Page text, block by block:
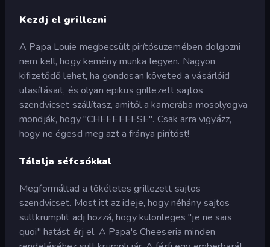
Kezdj el grillezni
A Papa Louie megbecsült pirítósüzemében dolgozni
nem kell, hogy kemény munka legyen. Nagyon
kifizetődő lehet, ha gondosan követed a vásárlóid
utasításait, és olyan epikus grillezett sajtos
szendvicset szállítasz, amitől a kamerába mosolyogva
mondják, hogy "CHEEEEEESE". Csak arra vigyázz,
hogy ne égesd meg azt a fránya pirítóst!
Tálalja séfcsókkal
Megformáltad a tökéletes grillezett sajtos
szendvicset. Most itt az ideje, hogy néhány sajtos
sültkrumplit adj hozzá, hogy különleges "je ne sais
quoi" hatást érj el. A Papa's Cheeseria minden